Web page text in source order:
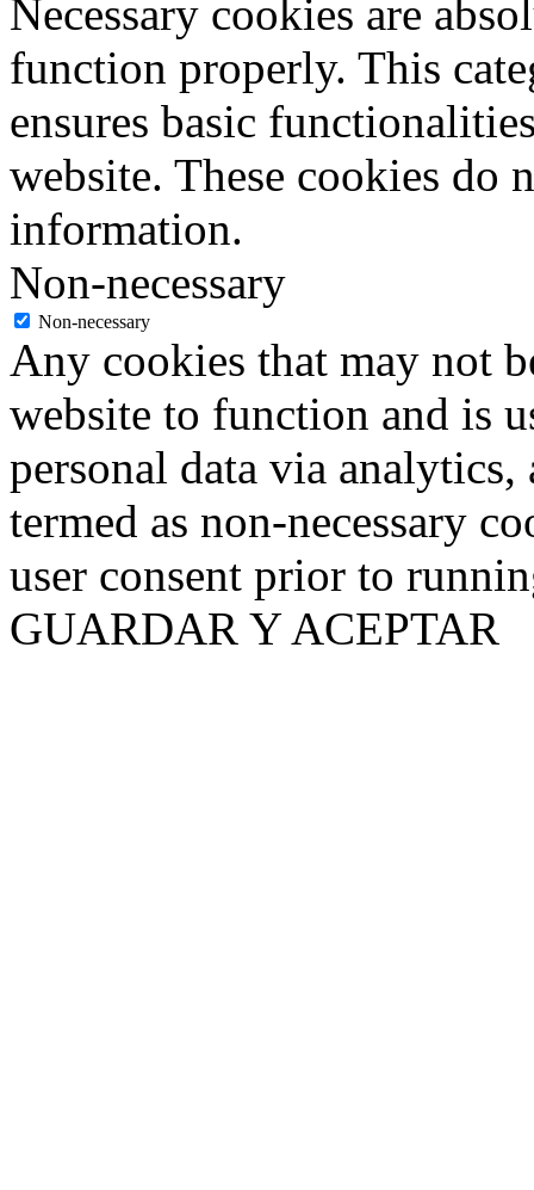
Necessary cookies are
function properly. This
ensures basic
website. These cookies do
information.
Non-necessary
Non-necessary
Any cookies that may not
website to function and is
personal data via analytics,
termed as non-necessary
user consent prior to
GUARDAR Y ACEPTAR